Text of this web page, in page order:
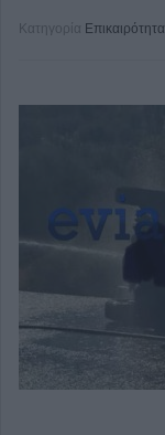
Κατηγορία Επικαιρότητα